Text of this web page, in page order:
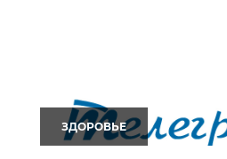
ЗДОРОВЬЕ